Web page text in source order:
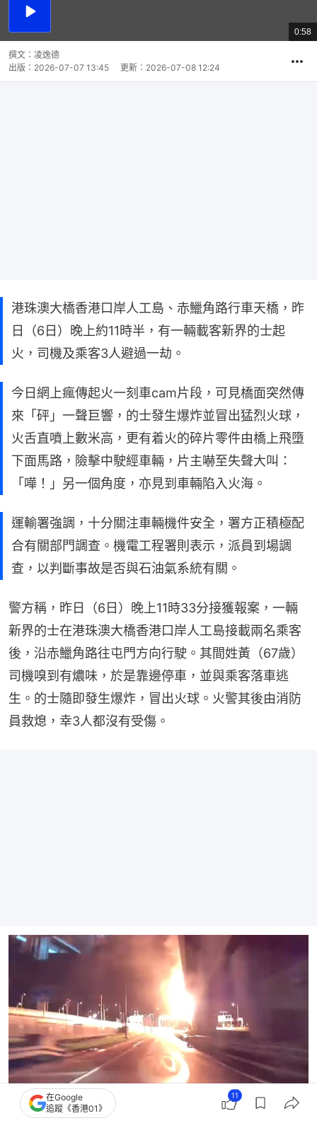
播
總
共
0:58
撰文： 凌逸德
出版： 2026-07-07 13:45 更新： 2026-07-08 12:24
港珠澳大橋香港口岸人工島、赤鱲角路行車天橋，昨
日（6日）晚上約11時半，有一輛載客新界的士起
火，司機及乘客3人避過一劫。
今日網上瘋傳起火一刻車cam片段，可見橋面突然傳
來「砰」一聲巨響，的士發生爆炸並冒出猛烈火球，
火舌直噴上數米高，更有着火的碎片零件由橋上飛墮
下面馬路，險擊中駛經車輛，片主嚇至失聲大叫：
「嘩！」另一個角度，亦見到車輛陷入火海。
運輸署強調，十分關注車輛機件安全，署方正積極配
合有關部門調查。機電工程署則表示，派員到場調
查，以判斷事故是否與石油氣系統有關。
警方稱，昨日（6日）晚上11時33分接獲報案，一輛
新界的士在港珠澳大橋香港口岸人工島接載兩名乘客
後，沿赤鱲角路往屯門方向行駛。其間姓黃（67歲）
司機嗅到有燶味，於是靠邊停車，並與乘客落車逃
生。的士隨即發生爆炸，冒出火球。火警其後由消防
員救熄，幸3人都沒有受傷。
在Google
追蹤《香港01》
11